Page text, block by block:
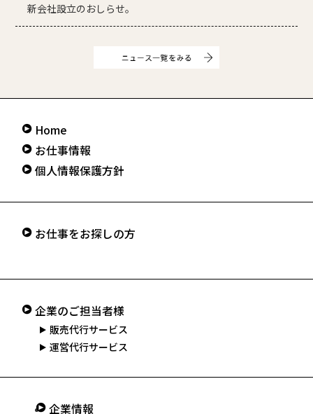
新会社設立のおしらせ。
Home
お仕事情報
個人情報保護方針
お仕事をお探しの方
企業のご担当者様
販売代行サービス
運営代行サービス
企業情報